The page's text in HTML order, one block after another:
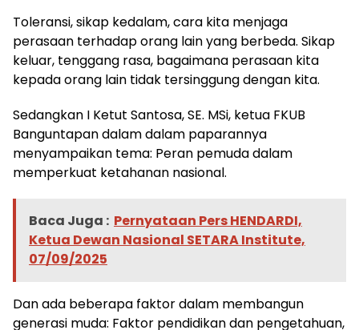
Toleransi, sikap kedalam, cara kita menjaga
perasaan terhadap orang lain yang berbeda. Sikap
keluar, tenggang rasa, bagaimana perasaan kita
kepada orang lain tidak tersinggung dengan kita.
Sedangkan I Ketut Santosa, SE. MSi, ketua FKUB
Banguntapan dalam dalam paparannya
menyampaikan tema: Peran pemuda dalam
memperkuat ketahanan nasional.
Baca Juga : Pernyataan Pers HENDARDI,
Ketua Dewan Nasional SETARA Institute,
07/09/2025
Dan ada beberapa faktor dalam membangun
generasi muda: Faktor pendidikan dan pengetahuan,